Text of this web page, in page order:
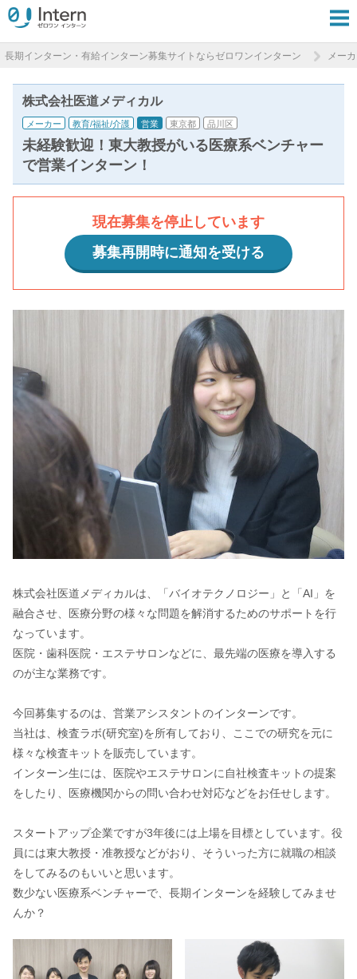
長期インターン・有給インターン募集サイトならゼロワンインターン メー
株式会社医道メディカル
メーカー 教育/福祉/介護 営業 東京都 品川区
未経験歓迎！東大教授がいる医療系ベンチャー
で営業インターン！
現在募集を停止しています
募集再開時に通知を受ける
株式会社医道メディカルは、「バイオテクノロジー」と「AI」を
融合させ、医療分野の様々な問題を解消するためのサポートを行
なっています。
医院・歯科医院・エステサロンなどに、最先端の医療を導入する
のが主な業務です。
今回募集するのは、営業アシスタントのインターンです。
当社は、検査ラボ(研究室)を所有しており、ここでの研究を元に
様々な検査キットを販売しています。
インターン生には、医院やエステサロンに自社検査キットの提案
をしたり、医療機関からの問い合わせ対応などをお任せします。
スタートアップ企業ですが3年後には上場を目標としています。役
員には東大教授・准教授などがおり、そういった方に就職の相談
をしてみるのもいいと思います。
数少ない医療系ベンチャーで、長期インターンを経験してみませ
んか？